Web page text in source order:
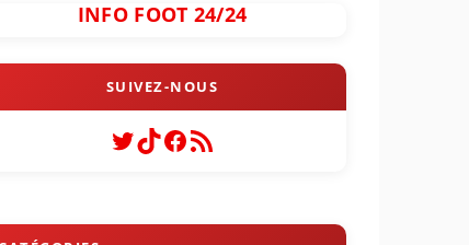
INFO FOOT 24/24
Twitter
TikTok
Facebook
Flux RSS